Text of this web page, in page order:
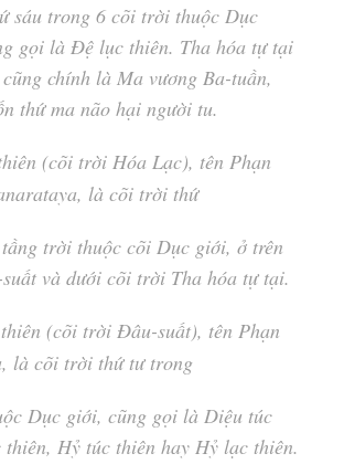
sáu trong 6 cõi trời thuộc Dục
gọi là Đệ lục thiên. Tha hóa tự tại
cũng chính là Ma vương Ba-tuần,
thứ ma não hại người tu.
(cõi trời Hóa Lạc), tên Phạn
là cõi trời thứ
trời thuộc cõi Dục giới, ở trên
và dưới cõi trời Tha hóa tự tại.
thiên (cõi trời Đâu-suất), tên Phạn
là cõi trời thứ tư trong
Dục giới, cũng gọi là Diệu túc
Hỷ túc thiên hay Hỷ lạc thiên.